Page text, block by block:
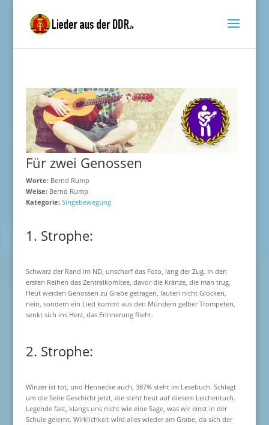
Für zwei Genossen
Worte:Bernd Rump
Weise:Bernd Rump
Kategorie: Singebewegung
1. Strophe:
Schwarz der Rand im ND, unscharf das Foto, lang der Zug. In den
ersten Reihen das Zentralkomitee, davor die Kränze, die man trug.
Heut werden Genossen zu Grabe getragen, läuten nicht Glocken,
nein, sondern ein Lied kommt aus den Mündern gelber Trompeten,
senkt sich ins Herz, das Erinnerung flieht.
2. Strophe:
Winzer ist tot, und Hennecke auch, 387% steht im Lesebuch. Schlagt
um die Seite Geschicht jetzt, die steht heut auf diesem Leichentuch.
Legende fast, klangs uns nicht wie eine Sage, was wir einst in der
Schule gelernt. Wirklichkeit wird alles wieder am Grabe, da sich der